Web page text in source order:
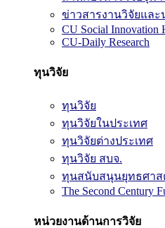
ข่าวสารงานวิจัยและ
CU Social Innovation
CU-Daily Research
ทุนวิจัย
ทุนวิจัย
ทุนวิจัยในประเทศ
ทุนวิจัยต่างประเทศ
ทุนวิจัย สบจ.
ทุนสนับสนุนยุทธศาส
The Second Century
หน่วยงานด้านการวิจัย